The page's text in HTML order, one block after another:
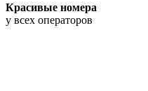
Красивые номера
у всех операторов